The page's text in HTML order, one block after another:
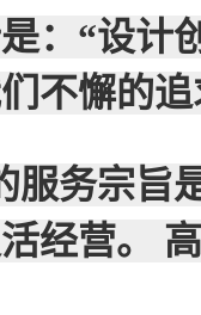
：“设计
不懈的追
务宗旨
经营。